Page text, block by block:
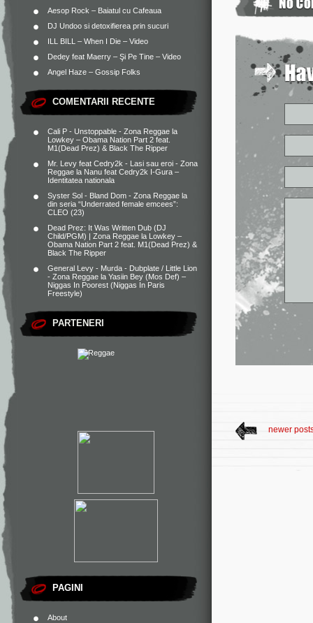
Aesop Rock – Baiatul cu Cafeaua
DJ Undoo si detoxifierea prin sucuri
ILL BILL – When I Die – Video
Dedey feat Maerry – Şi Pe Tine – Video
Angel Haze – Gossip Folks
COMENTARII RECENTE
Cali P - Unstoppable - Zona Reggae la
Lowkey – Obama Nation Part 2 feat.
M1(Dead Prez) & Black The Ripper
Mr. Levy feat Cedry2k - Lasi sau eroi - Zona
Reggae la Nanu feat Cedry2k I-Gura –
Identitatea nationala
Syster Sol - Bland Dom - Zona Reggae la
din seria “Underrated female emcees”:
CLEO (23)
Dead Prez: It Was Written Dub (DJ
Child/PGM) | Zona Reggae la Lowkey –
Obama Nation Part 2 feat. M1(Dead Prez) &
Black The Ripper
General Levy - Murda - Dubplate / Little Lion
- Zona Reggae la Yasiin Bey (Mos Def) –
Niggas In Poorest (Niggas In Paris
Freestyle)
PARTENERI
PAGINI
About
newer